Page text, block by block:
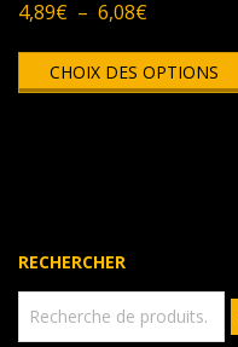
4,89€ – 6,08€Plage
prix :
4,89€
CHOIX DES OPTIONS
RECHERCHER
pour :